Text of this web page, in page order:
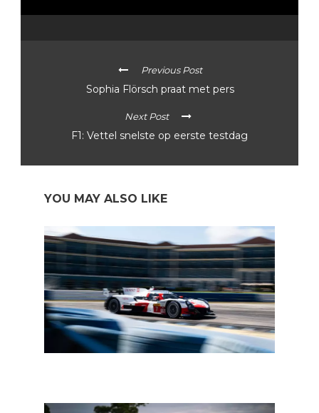
Previous Post
Sophia Flörsch praat met pers
Next Post
F1: Vettel snelste op eerste testdag
YOU MAY ALSO LIKE